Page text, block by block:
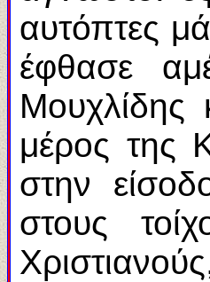
αυτόπτες
έφθασε
Μουχλίδης
μέρος της
στην
στους